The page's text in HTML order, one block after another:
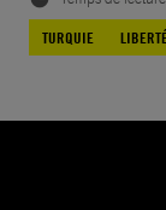
TURQUIE